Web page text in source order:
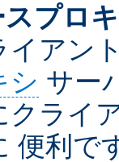
スプロ
イアン
シ サー
クライ
便利で